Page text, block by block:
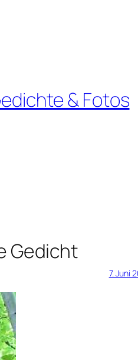
& Fotos
Gedicht
7. Juni